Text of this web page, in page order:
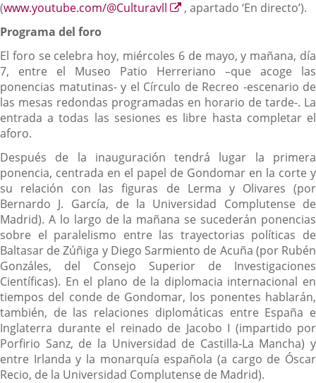
(www.youtube.com/@Culturavll
Enlace
aplicación
externa.
, apartado ‘En directo’).
Programa del foro
El foro se celebra hoy, miércoles 6 de mayo, y mañana, día
7, entre el Museo Patio Herreriano –que acoge las
ponencias matutinas- y el Círculo de Recreo -escenario de
las mesas redondas programadas en horario de tarde-. La
entrada a todas las sesiones es libre hasta completar el
aforo.
Después de la inauguración tendrá lugar la primera
ponencia, centrada en el papel de Gondomar en la corte y
su relación con las figuras de Lerma y Olivares (por
Bernardo J. García, de la Universidad Complutense de
Madrid). A lo largo de la mañana se sucederán ponencias
sobre el paralelismo entre las trayectorias políticas de
Baltasar de Zúñiga y Diego Sarmiento de Acuña (por Rubén
Gonzáles, del Consejo Superior de Investigaciones
Científicas). En el plano de la diplomacia internacional en
tiempos del conde de Gondomar, los ponentes hablarán,
también, de las relaciones diplomáticas entre España e
Inglaterra durante el reinado de Jacobo I (impartido por
Porfirio Sanz, de la Universidad de Castilla-La Mancha) y
entre Irlanda y la monarquía española (a cargo de Óscar
Recio, de la Universidad Complutense de Madrid).